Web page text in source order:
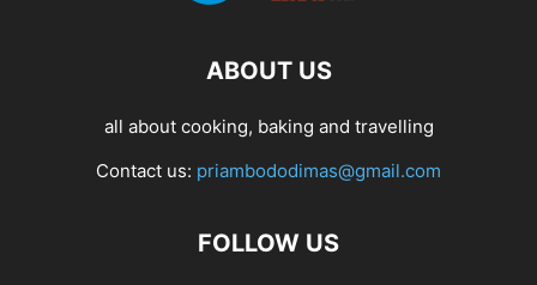
ABOUT US
all about cooking, baking and travelling
Contact us: priambododimas@gmail.com
FOLLOW US